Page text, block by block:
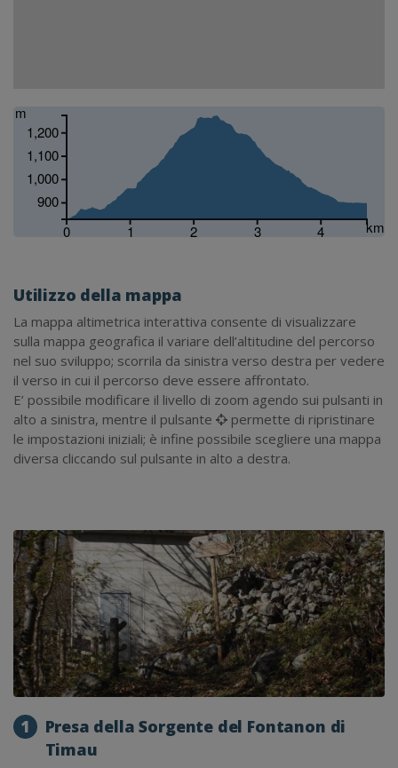
0 1 2 3 4 km
900
1,000
1,100
1,200
m
Utilizzo della mappa
La mappa altimetrica interattiva consente di visualizzare
sulla mappa geografica il variare dell’altitudine del percorso
nel suo sviluppo; scorrila da sinistra verso destra per vedere
il verso in cui il percorso deve essere affrontato.
E’ possibile modificare il livello di zoom agendo sui pulsanti in
alto a sinistra, mentre il pulsante
permette di ripristinare
le impostazioni iniziali; è infine possibile scegliere una mappa
diversa cliccando sul pulsante in alto a destra.
1
Presa della Sorgente del Fontanon di
Timau